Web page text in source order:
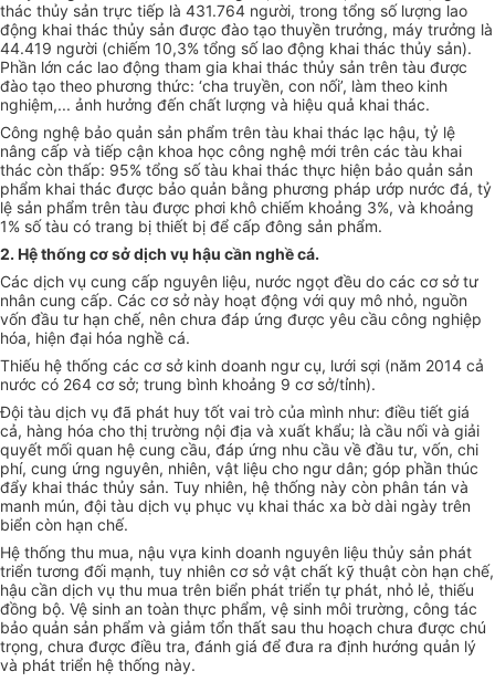
thác thủy sản trực tiếp là 431.764 người, trong tổng số lượng lao
động khai thác thủy sản được đào tạo thuyền trưởng, máy trưởng là
44.419 người (chiếm 10,3% tổng số lao động khai thác thủy sản).
Phần lớn các lao động tham gia khai thác thủy sản trên tàu được
đào tạo theo phương thức: ‘cha truyền, con nối’, làm theo kinh
nghiệm,... ảnh hưởng đến chất lượng và hiệu quả khai thác.
Công nghệ bảo quản sản phẩm trên tàu khai thác lạc hậu, tỷ lệ
nâng cấp và tiếp cận khoa học công nghệ mới trên các tàu khai
thác còn thấp: 95% tổng số tàu khai thác thực hiện bảo quản sản
phẩm khai thác được bảo quản bằng phương pháp ướp nước đá, tỷ
lệ sản phẩm trên tàu được phơi khô chiếm khoảng 3%, và khoảng
1% số tàu có trang bị thiết bị để cấp đông sản phẩm.
2. Hệ thống cơsởdịch vụ hậu cần nghề cá.
Các dịch vụ cung cấp nguyên liệu, nước ngọt đều do các cơ sở tư
nhân cung cấp. Các cơ sở này hoạt động với quy mô nhỏ, nguồn
vốn đầu tư hạn chế, nên chưa đáp ứng được yêu cầu công nghiệp
hóa, hiện đại hóa nghề cá.
Thiếu hệ thống các cơ sở kinh doanh ngư cụ, lưới sợi (năm 2014 cả
nước có 264 cơ sở; trung bình khoảng 9 cơ sở/tỉnh).
Đội tàu dịch vụ đã phát huy tốt vai trò của mình như: điều tiết giá
cả, hàng hóa cho thị trường nội địa và xuất khẩu; là cầu nối và giải
quyết mối quan hệ cung cầu, đáp ứng nhu cầu về đầu tư, vốn, chi
phí, cung ứng nguyên, nhiên, vật liệu cho ngư dân; góp phần thúc
đẩy khai thác thủy sản. Tuy nhiên, hệ thống này còn phân tán và
manh mún, đội tàu dịch vụ phục vụ khai thác xa bờ dài ngày trên
biển còn hạn chế.
Hệ thống thu mua, nậu vựa kinh doanh nguyên liệu thủy sản phát
triển tương đối mạnh, tuy nhiên cơ sở vật chất kỹ thuật còn hạn chế,
hậu cần dịch vụ thu mua trên biển phát triển tự phát, nhỏ lẻ, thiếu
đồng bộ. Vệ sinh an toàn thực phẩm, vệ sinh môi trường, công tác
bảo quản sản phẩm và giảm tổn thất sau thu hoạch chưa được chú
trọng, chưa được điều tra, đánh giá để đưa ra định hướng quản lý
và phát triển hệ thống này.